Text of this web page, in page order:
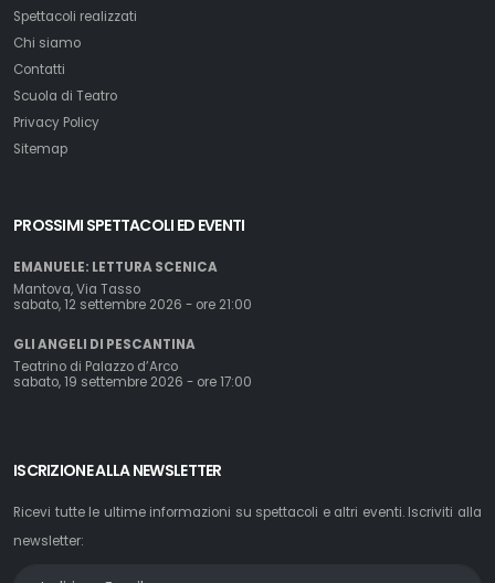
Spettacoli realizzati
Chi siamo
Contatti
Scuola di Teatro
Privacy Policy
Sitemap
PROSSIMI SPETTACOLI ED EVENTI
EMANUELE: LETTURA SCENICA
Mantova, Via Tasso
sabato, 12 settembre 2026 - ore 21:00
GLI ANGELI DI PESCANTINA
Teatrino di Palazzo d’Arco
sabato, 19 settembre 2026 - ore 17:00
ISCRIZIONE ALLA NEWSLETTER
Ricevi tutte le ultime informazioni su spettacoli e altri eventi. Iscriviti alla
newsletter: